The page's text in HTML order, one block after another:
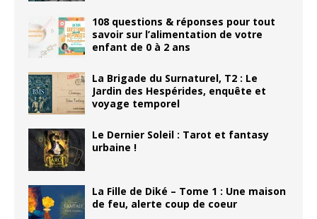
108 questions & réponses pour tout
savoir sur l’alimentation de votre
enfant de 0 à 2 ans
La Brigade du Surnaturel, T2 : Le
Jardin des Hespérides, enquête et
voyage temporel
Le Dernier Soleil : Tarot et fantasy
urbaine !
La Fille de Diké – Tome 1 : Une maison
de feu, alerte coup de coeur